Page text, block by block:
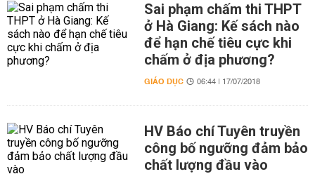
Sai phạm chấm thi THPT
ở Hà Giang: Kế sách nào
để hạn chế tiêu cực khi
chấm ở địa phương?
GIÁO DỤC 06:44 | 17/07/2018
HV Báo chí Tuyên truyền
công bố ngưỡng đảm bảo
chất lượng đầu vào